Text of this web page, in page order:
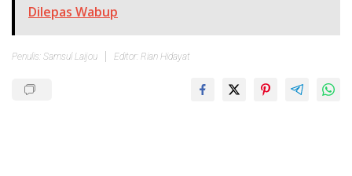
Dilepas Wabup
Penulis: Samsul Laijou Editor: Rian Hidayat